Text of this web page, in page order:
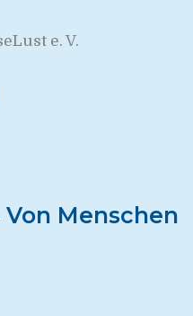
Von Menschen